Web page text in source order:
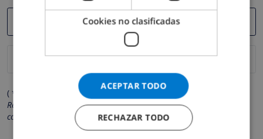
( * Los campos marcados con un asterisco son obligatorios )
Respetamos su privacidad. Sus datos personales no serán
compartidos con ninguna otra persona o empresa.
Cookies no clasificadas
ACEPTAR TODO
RECHAZAR TODO